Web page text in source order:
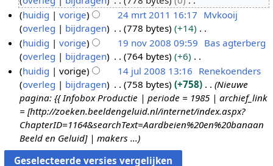
0
3
4
2
G
e
e
n
b
e
w
e
r
k
i
n
huidig vorige 24 mrt 2011 16:17 Mvkooij
overleg
bijdragen 778 bytes
+14
G
e
e
n
b
e
w
e
r
k
9
huidig vorige 19 nov 2008 09:59 Bas agterberg
overleg
bijdragen 764 bytes
+6
G
e
e
n
b
e
w
e
huidig vorige 14 jul 2008 13:16 Renekoenders
overleg
bijdragen 758 bytes +758
Nieuwe
pagina: {{ Infobox Productie | periode = 1985 | archief_link
= [http://zoeken.beeldengeluid.nl/internet/index.aspx?
ChapterID=1164&searchText=Aardbeien%20en%20banaan
Beeld en Geluid] | makers ...